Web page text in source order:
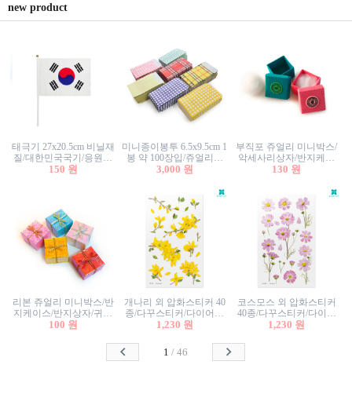
new product
태극기 27x20.5cm 비닐재
질/대한민국국기/응원깃
발/행사깃발
150 원
미니종이봉투 6.5x9.5cm 1
봉 약 100장입/쥬얼리봉
투/증명사진봉투/악세사
3,000 원
부직포 쥬얼리 미니박스/
악세사리상자/반지케이
스/반지상자/귀걸이상자/
130 원
리본 쥬얼리 미니박스/반
지케이스/반지상자/귀걸
이상자/귀걸이박스/악세
100 원
개나리 외 압화스티커 40
종/다꾸스티커/다이어리
꾸미기/꽃스티커/자연물
1,230 원
코스모스 외 압화스티커
40종/다꾸스티커/다이어
리꾸미기/꽃스티커/자연
1,230 원
1 /46